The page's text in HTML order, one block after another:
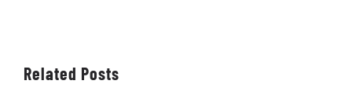
Related Posts